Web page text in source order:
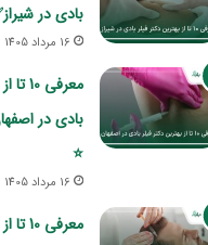
بادی در شیراز✅
16 مرداد 1405
⭐
16 مرداد 1405
معرفی